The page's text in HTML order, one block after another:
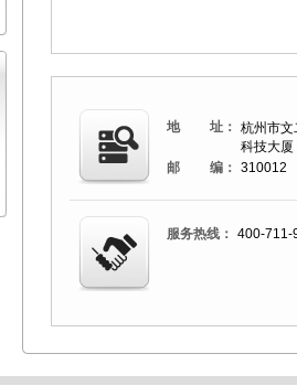
地 址： 杭州市
科技大
邮 编： 310012
服务热线： 400-711-